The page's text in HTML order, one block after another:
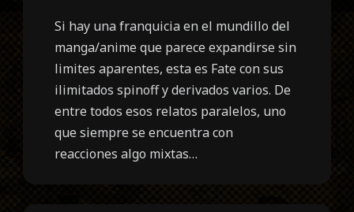
Si hay una franquicia en el mundillo del
manga/anime que parece expandirse sin
limites aparentes, esta es Fate con sus
ilimitados spinoff y derivados varios. De
entre todos esos relatos paralelos, uno
que siempre se encuentra con
reacciones algo mixtas…